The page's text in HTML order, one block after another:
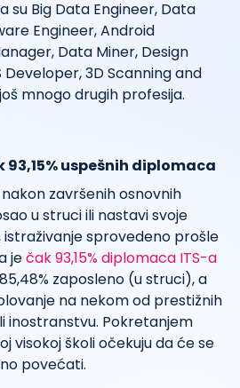
su Big Data Engineer, Data
Engineer, Android
Data Miner, Design
3D Scanning and
mnogo drugih profesija.
uspešnih diplomaca
završenih osnovnih
u struci ili nastavi svoje
istraživanje sprovedeno prošle
ječak 93,15% diplomaca ITS-a
zaposleno (u struci), a
na nekom od prestižnih
inostranstvu. Pokretanjem
visokoj školi očekuju da će se
povećati.